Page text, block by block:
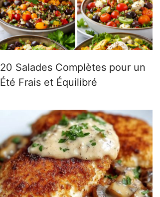
20 Salades Complètes pour un
Été Frais et Équilibré